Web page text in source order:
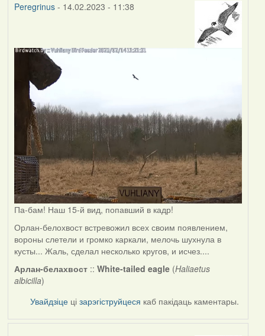
Peregrinus- 14.02.2023 - 11:38
Па-бам! Наш 15-й вид, попавший в кадр!
Орлан-белохвост встревожил всех своим появлением,
вороны слетели и громко каркали, мелочь шухнула в
кусты... Жаль, сделал несколько кругов, и исчез....
Арлан-белахвост:: White-tailed eagle(Haliaetus
albicilla)
Увайдзіце цізарэгіструйцеся каб пакідаць каментары.